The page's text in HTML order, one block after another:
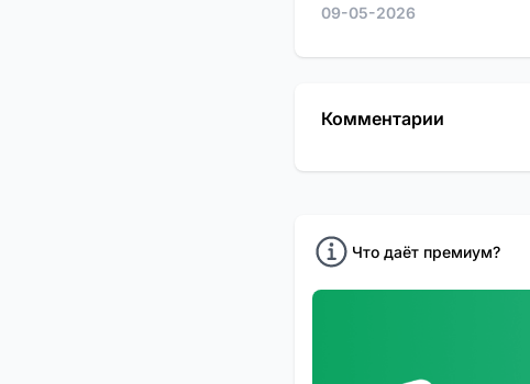
09-05-2026
Комментарии
Что даёт премиум?